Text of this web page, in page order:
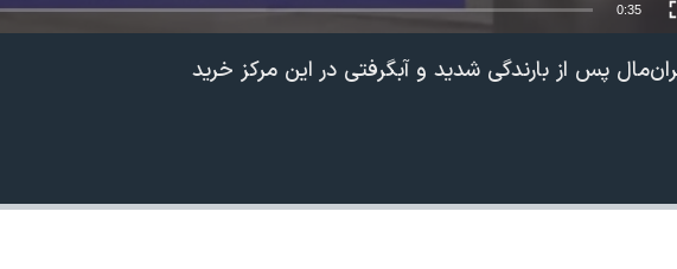
0:35
پس از بارندگی شدید و آبگرفتی در این مرکز خرید